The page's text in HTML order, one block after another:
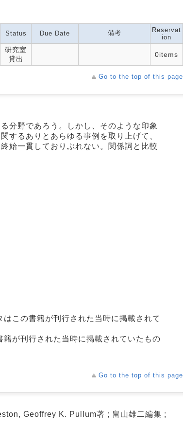
Status Due Date 備考
Reservat
ion
研究室
貸出
0items
Go to the top of this page
分野であろう。しかし、そのような印象
するありとあらゆる事例を取り上げて、
始一貫しておりぶれない。関係詞と比較
この書籍が刊行された当時に掲載されて
が刊行された当時に掲載されていたもの
Go to the top of this page
Geoffrey K. Pullum著 ; 畠山雄二編集 ;